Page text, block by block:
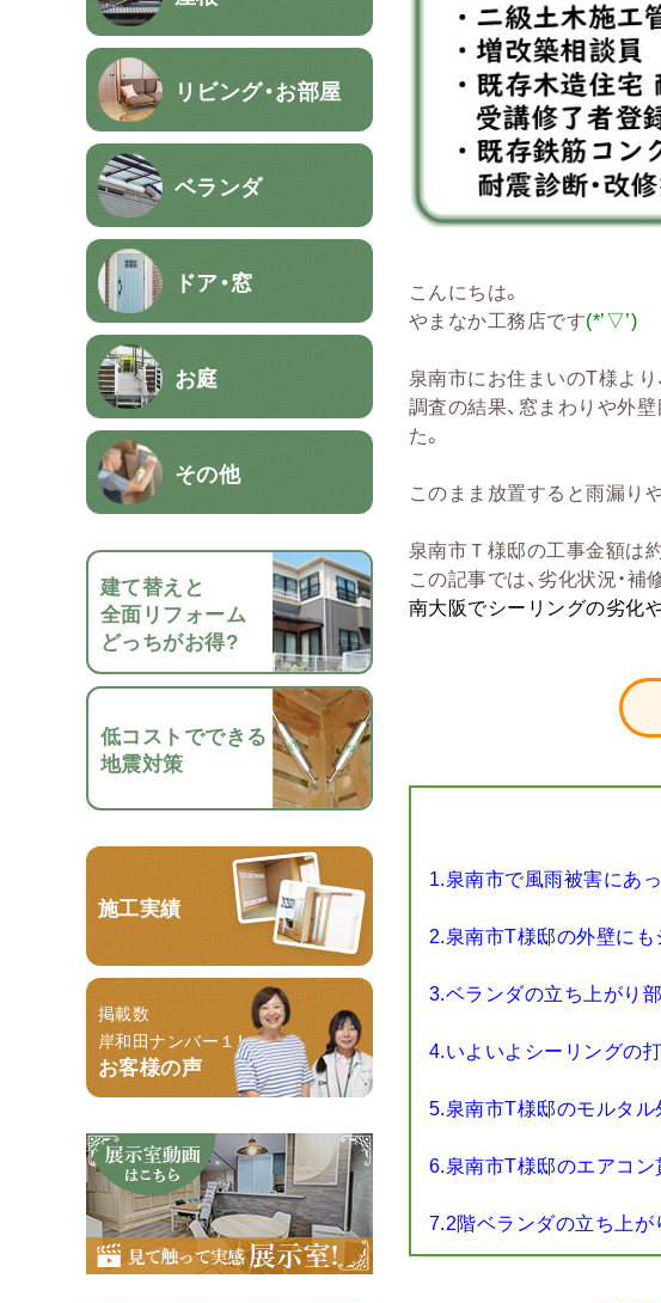
リビング・お部屋
ベランダ
ドア・窓
お庭
その他
建て替えと
全面リフォーム
どっちがお得?
低コストでできる
地震対策
施工実績
掲載数
岸和田ナンバー１！
お客様の声
こんにちは。
やまなか工務店です(*’▽’)
泉南市にお住まいのT様より
調査の結果、窓まわりや外
た。
このまま放置すると雨漏り
泉南市Ｔ様邸の工事金額は
この記事では、劣化状況・
南大阪でシーリングの劣化
1.泉南市で風雨被害にあ
2.泉南市T様邸の外壁にも
3.ベランダの立ち上がり
4.いよいよシーリングの
5.泉南市T様邸のモルタ
6.泉南市T様邸のエアコ
7.2階ベランダの立ち上